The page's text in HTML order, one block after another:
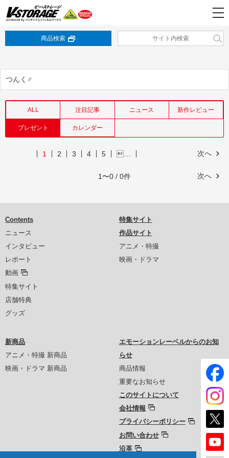
商品検索
つんく♂
ALL 注目記事 ニュース 新作レビュー
プレゼント カレンダー
次へ
1 2 3 4 5 …
次へ
1〜0 / 0件
Contents
ニュース
インタビュー
レポート
動画
特集サイト
店舗特典
グッズ
特集サイト
作品サイト
アニメ・特撮
映画・ドラマ
新商品
アニメ・特撮 新商品
映画・ドラマ 新商品
エモーションレーベルからのお知
らせ
商品情報
重要なお知らせ
このサイトについて
会社情報
プライバシーポリシー
お問い合わせ
沿革